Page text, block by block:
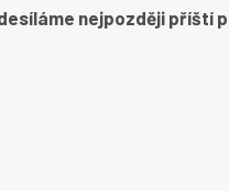
nejpozději příští